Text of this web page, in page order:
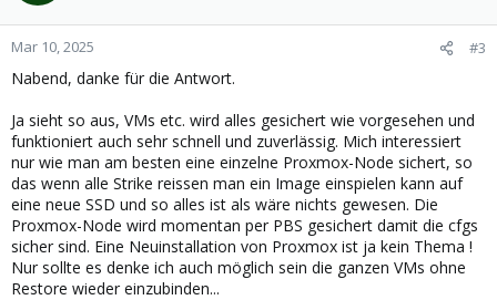
o
n
:
Mar 10, 2025 #3
Nabend, danke für die Antwort.
Ja sieht so aus, VMs etc. wird alles gesichert wie vorgesehen und
funktioniert auch sehr schnell und zuverlässig. Mich interessiert
nur wie man am besten eine einzelne Proxmox-Node sichert, so
das wenn alle Strike reissen man ein Image einspielen kann auf
eine neue SSD und so alles ist als wäre nichts gewesen. Die
Proxmox-Node wird momentan per PBS gesichert damit die cfgs
sicher sind. Eine Neuinstallation von Proxmox ist ja kein Thema !
Nur sollte es denke ich auch möglich sein die ganzen VMs ohne
Restore wieder einzubinden...